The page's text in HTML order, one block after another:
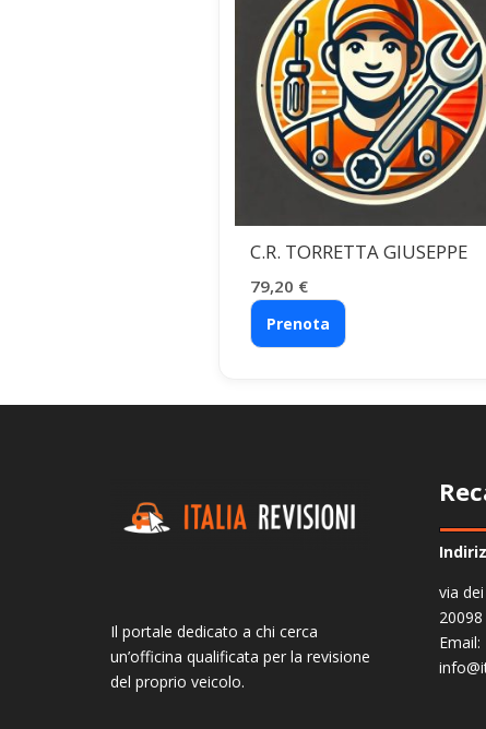
C.R. TORRETTA GIUSEPPE
79,20 €
Prenota
Il portale dedicato a chi cerca
un’officina qualificata per la revisione
del proprio veicolo.
via
Email: